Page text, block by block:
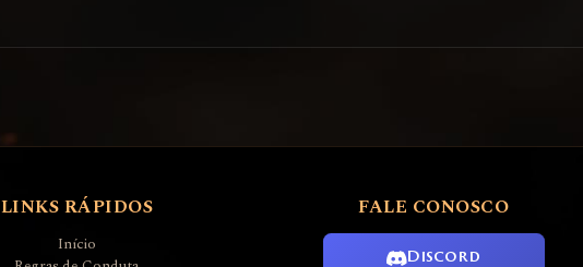
LINKS RÁPIDOS
Início
FALE CONOSCO
Discord